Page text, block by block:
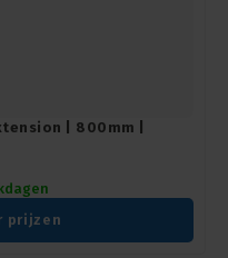
| 800mm |
prijzen